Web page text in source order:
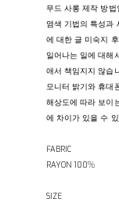
무드 사롱 제작 방법
염색 기법의 특성과
에 대한 글 미숙지
일어나는 일에 대해
애서 책임지지 않습
모니터 밝기와 휴대
해상도에 따라 보이
에 차이가 있을 수
FABRIC
RAYON 100%
SIZE